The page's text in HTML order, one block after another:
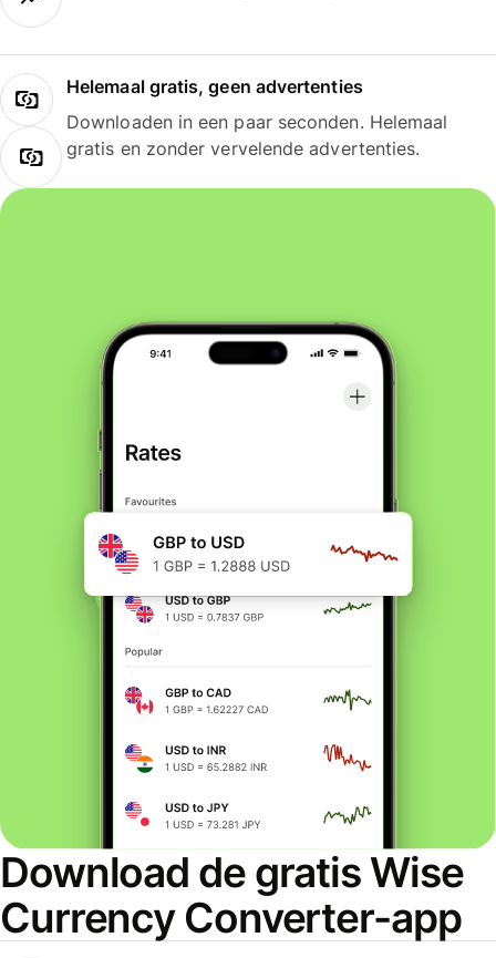
Helemaal gratis, geen advertenties
Downloaden in een paar seconden. Helemaal
gratis en zonder vervelende advertenties.
Download de gratis Wise
Currency Converter-app